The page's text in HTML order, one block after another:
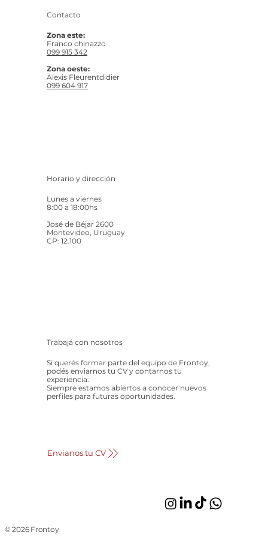
© 2026 Frontoy
Contacto
Zona este:
Franco chinazzo
099 915 342
Zona oeste:
Alexis Fleurentdidier
099 604 917
Horario y dirección
Lunes a viernes
8:00 a 18:00hs
José de Béjar 2600
Montevideo, Uruguay
CP: 12.100
Trabajá con nosotros
Si querés formar parte del equipo de Frontoy,
podés enviarnos tu CV y contarnos tu
experiencia.
Siempre estamos abiertos a conocer nuevos
perfiles para futuras oportunidades.
Envianos tu CV